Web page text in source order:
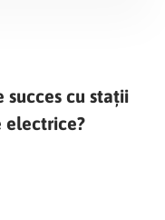
succes cu stații
electrice?